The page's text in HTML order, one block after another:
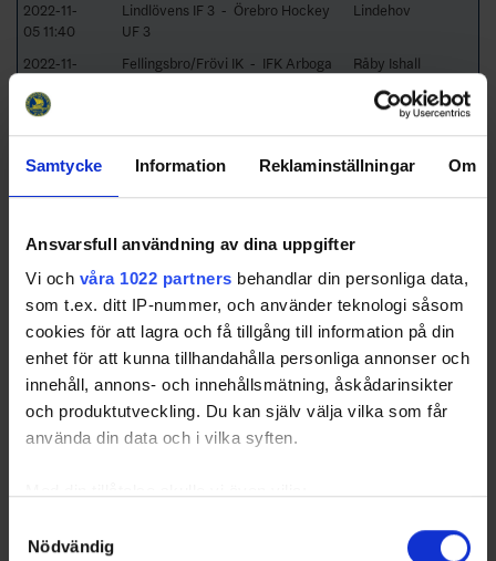
Samtycke Information Reklaminställningar Om
Ansvarsfull användning av dina uppgifter
Vi och våra 1022 partners behandlar din personliga data,
som t.ex. ditt IP-nummer, och använder teknologi såsom
cookies för att lagra och få tillgång till information på din
enhet för att kunna tillhandahålla personliga annonser och
innehåll, annons- och innehållsmätning, åskådarinsikter
och produktutveckling. Du kan själv välja vilka som får
använda din data och i vilka syften.
kan ha en noggrannhet på upp till flera meter
Nödvändig
2022-11-
05 11:40
Lindlövens IF 3 - Örebro Hockey
UF 3
Lindehov
2022-11-
Fellingsbro/Frövi IK - IFK Arboga
Råby Ishall
2022-11-
05 12:00
Ungdom 2
Råby Ishall
2022-11-
Fellingsbro/Frövi IK - Örebro
Råby Ishall
05 12:30
Arboga IK 1
2022-11-
12 12:45
Surahammars IF 2 - Örebro
Hockey UF 3
Surahallen
2022-11-
12 12:45
Västerås IK Ungdom 1 - Örebro
Hockey UF 3
Surahallen
2022-11-
12 13:15
Surahammars IF 1 - Lindlövens IF
2
Surahallen
2022-11-
Västerås IK Ungdom 1 -
2022-11-
Surahallen